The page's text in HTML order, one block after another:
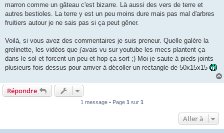
marron comme un gâteau c'est bizarre. Là aussi des vers de terre et
autres bestioles. La terre y est un peu moins dure mais pas mal d'arbres
fruitiers autour je ne sais pas si ça peut gêner.
Voilà, si vous avez des commentaires je suis preneur. Quelle galère la
grelinette, les vidéos que j'avais vu sur youtube les mecs plantent ça
dans le sol et forcent un peu et hop ça sort ;) Moi je saute à pieds joints
plusieurs fois dessus pour arriver à décoller un rectangle de 50x15x15
Répondre
1 message • Page 1 sur 1
Aller à